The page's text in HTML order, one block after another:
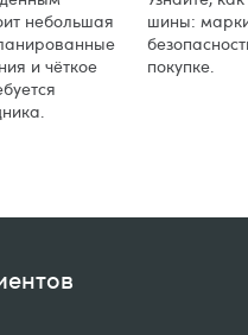
небольшая
и чёткое
шины:
покупке.